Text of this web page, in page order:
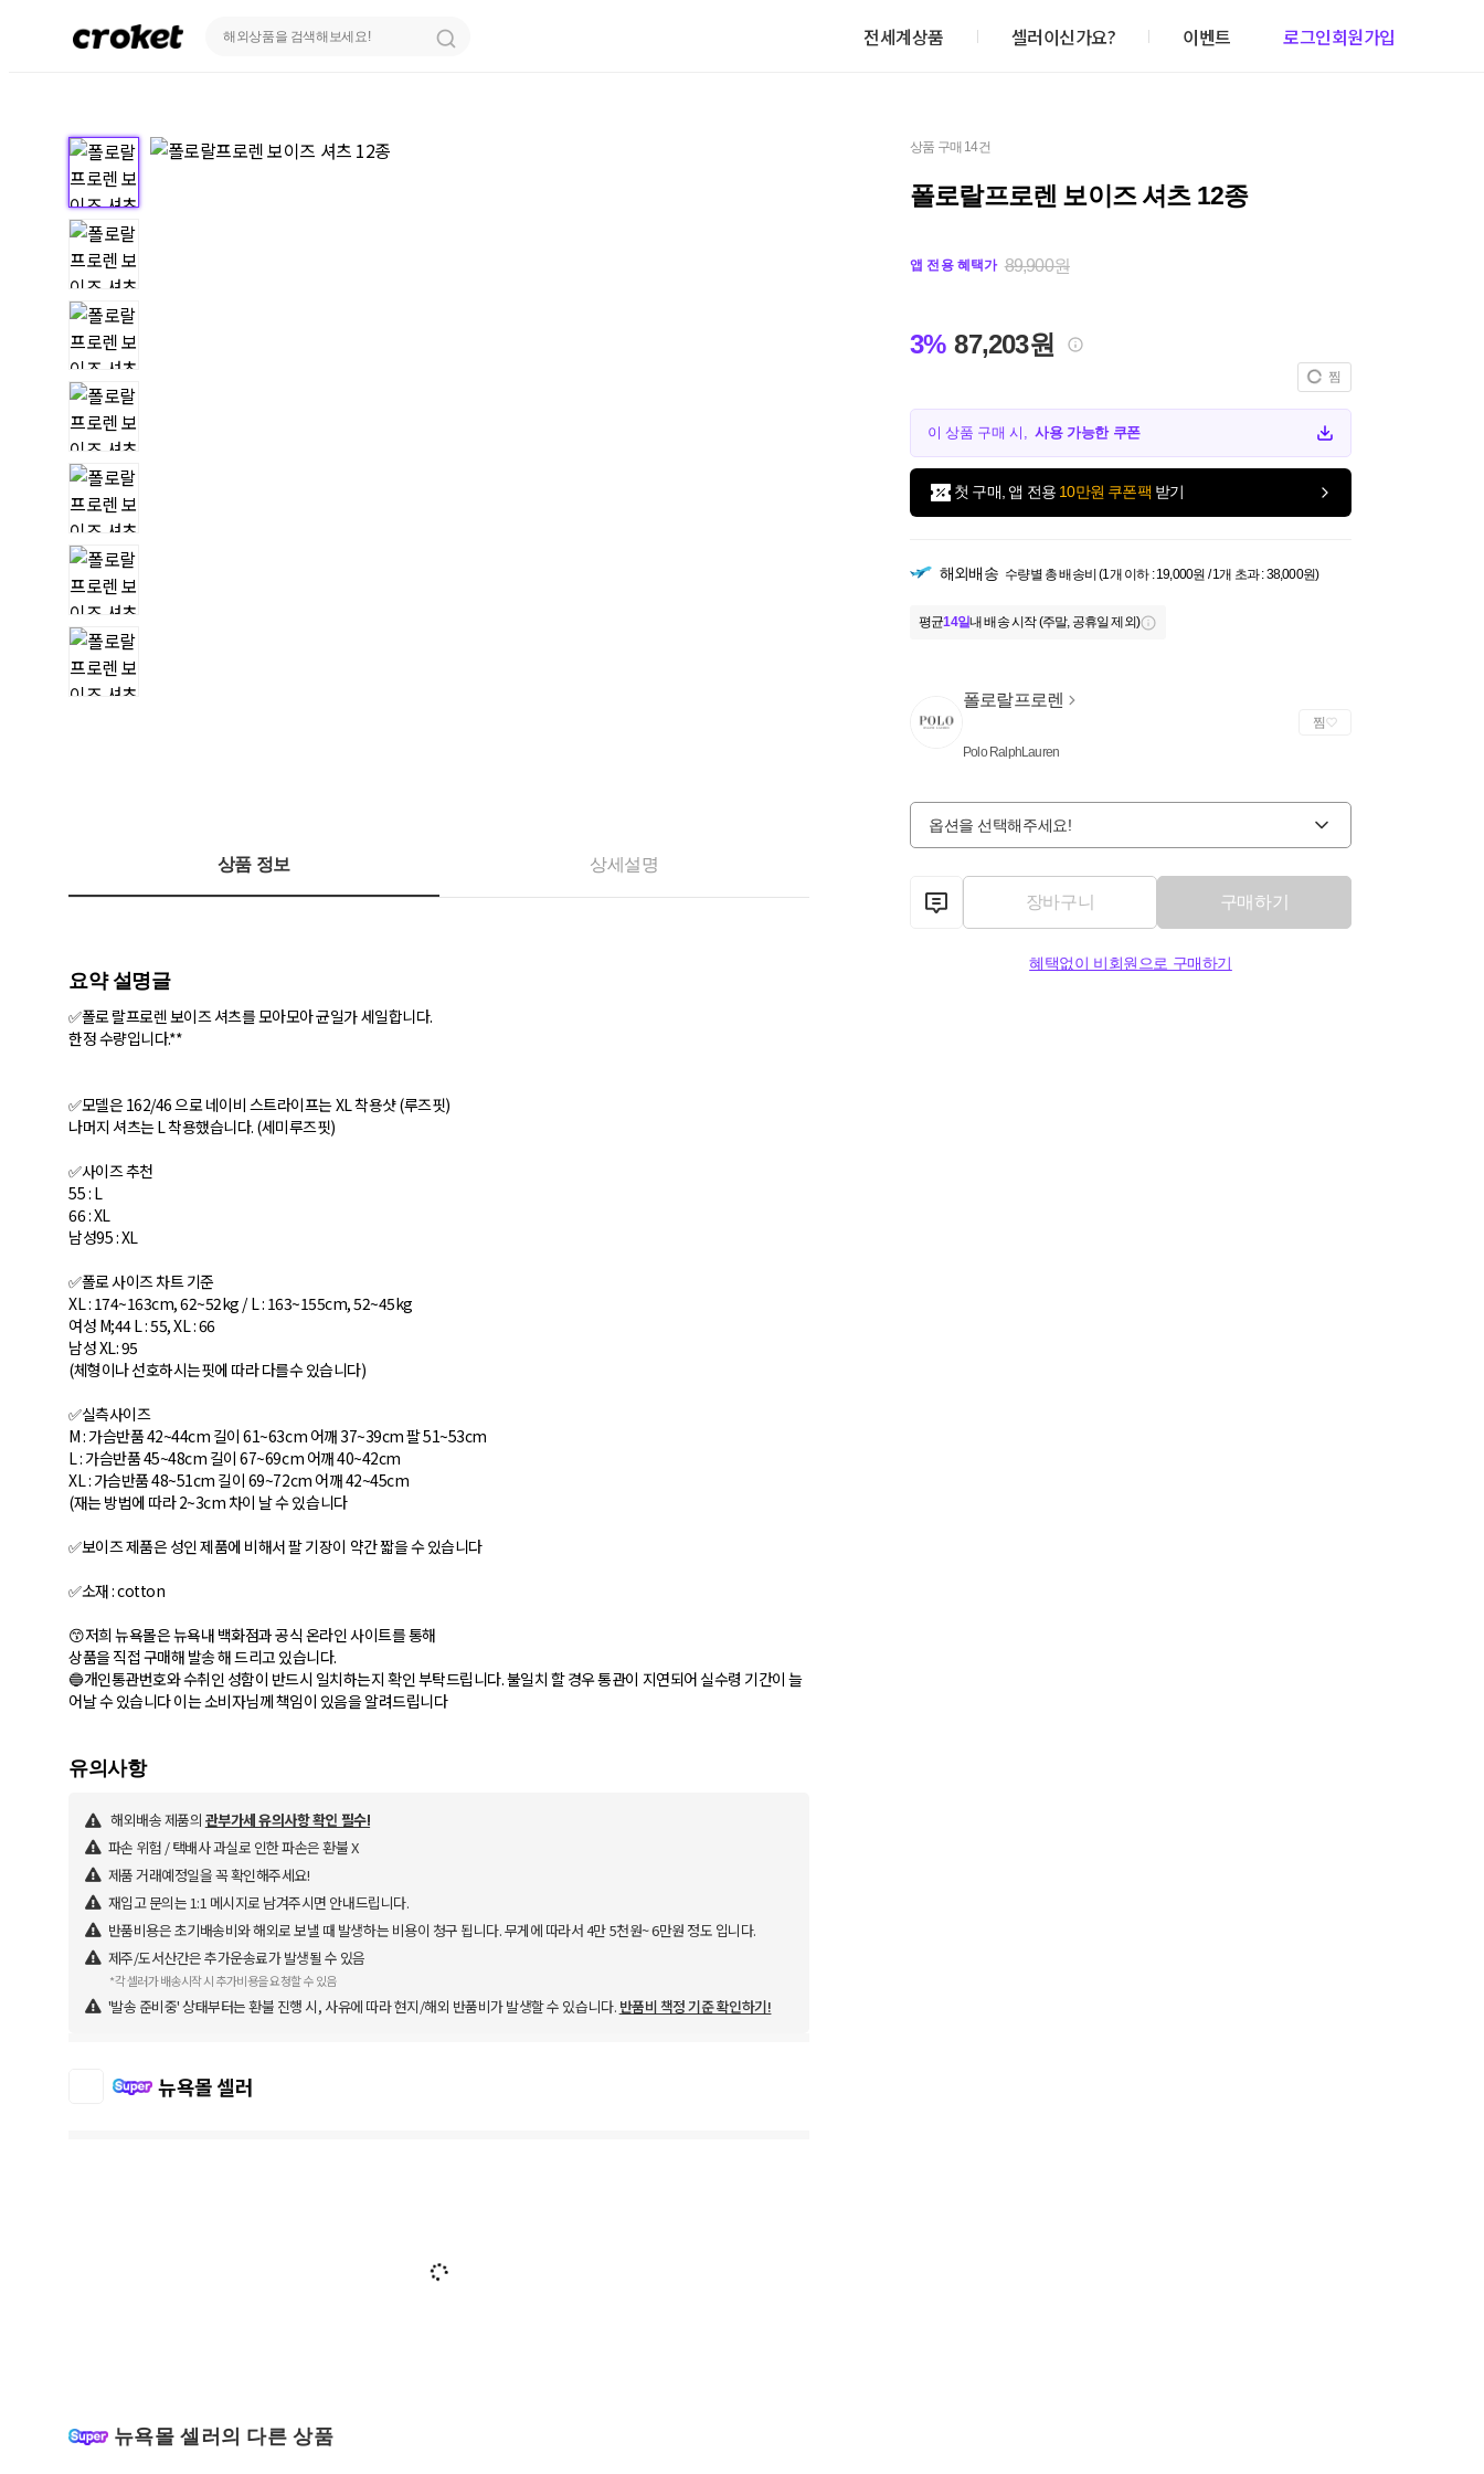
전세계상품 셀러이신가요? 이벤트 로그인회원가입
상품 구매 14건
폴로랄프로렌 보이즈 셔츠 12종
앱 전용 혜택가 89,900원
3% 87,203원
찜
이 상품 구매 시,사용 가능한 쿠폰
첫 구매, 앱 전용 10만원 쿠폰팩 받기
해외배송 수량별 총 배송비 (1개 이하 : 19,000원 / 1개 초과 : 38,000원)
평균14일내 배송 시작 (주말, 공휴일 제외)
폴로랄프로렌
Polo RalphLauren
찜
옵션을 선택해주세요!
장바구니 구매하기
혜택없이 비회원으로 구매하기
상품 정보 상세설명
요약 설명글
✅폴로 랄프로렌 보이즈 셔츠를 모아모아 균일가 세일합니다.
한정 수량입니다.**
✅모델은 162/46 으로 네이비 스트라이프는 XL 착용샷 (루즈핏)
나머지 셔츠는 L 착용했습니다. (세미루즈핏)
✅사이즈 추천
55 : L
66 : XL
남성95 : XL
✅폴로 사이즈 차트 기준
XL : 174~163cm, 62~52kg / L : 163~155cm, 52~45kg
여성 M;44 L : 55, XL : 66
남성 XL: 95
(체형이나 선호하시는핏에 따라 다를수 있습니다)
✅실측사이즈
M : 가슴반품 42~44cm 길이 61~63cm 어깨 37~39cm 팔 51~53cm
L : 가슴반품 45~48cm 길이 67~69cm 어깨 40~42cm
XL : 가슴반품 48~51cm 길이 69~72cm 어깨 42~45cm
(재는 방법에 따라 2~3cm 차이 날 수 있습니다
✅보이즈 제품은 성인 제품에 비해서 팔 기장이 약간 짧을 수 있습니다
✅소재 : cotton
😙저희 뉴욕몰은 뉴욕내 백화점과 공식 온라인 사이트를 통해
상품을 직접 구매해 발송 해 드리고 있습니다.
🔵개인통관번호와 수취인 성함이 반드시 일치하는지 확인 부탁드립니다. 불일치 할 경우 통관이 지연되어 실수령 기간이 늘
어날 수 있습니다 이는 소비자님께 책임이 있음을 알려드립니다
유의사항
해외배송 제품의 관부가세 유의사항 확인 필수!
파손 위험 / 택배사 과실로 인한 파손은 환불 X
제품 거래예정일을 꼭 확인해주세요!
재입고 문의는 1:1 메시지로 남겨주시면 안내드립니다.
반품비용은 초기배송비와 해외로 보낼 때 발생하는 비용이 청구 됩니다. 무게에 따라서 4만 5천원~ 6만원 정도 입니다.
제주/도서산간은 추가운송료가 발생될 수 있음
*각 셀러가 배송시작 시 추가비용을 요청할 수 있음
'발송 준비중' 상태부터는 환불 진행 시, 사유에 따라 현지/해외 반품비가 발생할 수 있습니다. 반품비 책정 기준 확인하기!
뉴욕몰 셀러
뉴욕몰 셀러의 다른 상품